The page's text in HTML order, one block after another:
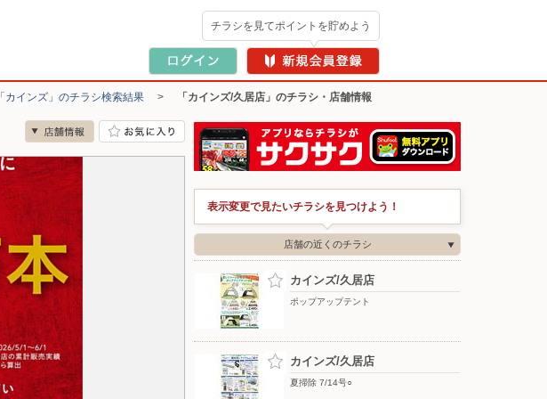
チラシを見てポイントを貯めよう
「カインズ」のチラシ検索結果 > 「カインズ/久居店」のチラシ・店舗情報
表示変更で見たいチラシを見つけよう！
店舗の近くのチラシ
カインズ/久居店
ポップアップテント
カインズ/久居店
夏掃除 7/14号○